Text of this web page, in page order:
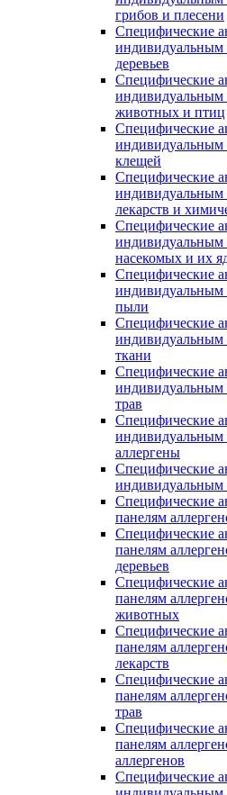
грибов и плесени
Специфические
индивидуальным
деревьев
Специфические
индивидуальным
животных и птиц
Специфические
индивидуальным
клещей
Специфические
индивидуальным
лекарств и
Специфические
индивидуальным
насекомых и их
Специфические
индивидуальным
пыли
Специфические
индивидуальным
ткани
Специфические
индивидуальным
трав
Специфические
аллергены
Специфические
индивидуальным
Специфические
панелям
Специфические
панелям
деревьев
Специфические
панелям
животных
Специфические
панелям
лекарств
Специфические
панелям
трав
Специфические
панелям
аллергенов
Специфические